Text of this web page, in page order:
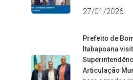
27/01/2026
Prefeito de
Itabapoana
Articulação